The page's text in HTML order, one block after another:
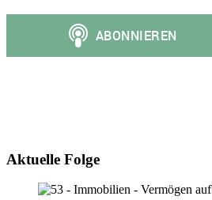
Aktuelle Folge